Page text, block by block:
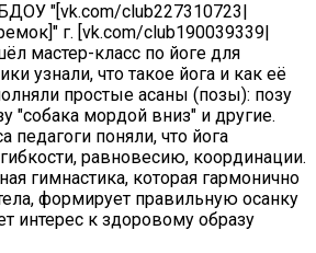
"[vk.com/club227310723|
г. [vk.com/club190039339|
мастер-класс по йоге для
узнали, что такое йога и как её
простые асаны (позы): позу
"собака мордой вниз" и другие.
педагоги поняли, что йога
равновесию, координации.
гимнастика, которая гармонично
формирует правильную осанку
интерес к здоровому образу